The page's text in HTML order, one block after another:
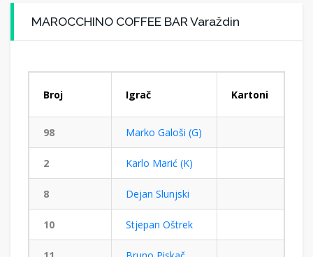
MAROCCHINO COFFEE BAR Varaždin
Broj Igrač Kartoni
98 Marko Galoši (G)
2 Karlo Marić (K)
8 Dejan Slunjski
10 Stjepan Oštrek